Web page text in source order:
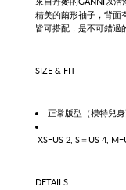
精美的繭形袖子，背面
皆可搭配，是不可錯過
SIZE & FIT
正常版型 （模特兒
XS=US 2, S＝US 4,
DETAILS